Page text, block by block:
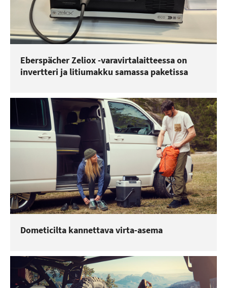
Eberspächer Zeliox -varavirtalaitteessa on
invertteri ja litiumakku samassa paketissa
Dometicilta kannettava virta-asema